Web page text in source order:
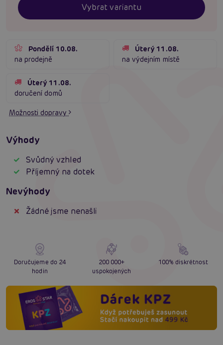
Vybrat variantu
Pondělí 10.08.
na prodejně
Úterý 11.08.
na výdejním místě
Úterý 11.08.
doručení domů
Možnosti dopravy
Výhody
Svůdný vzhled
Příjemný na dotek
Nevýhody
Žádné jsme nenašli
Doručujeme do 24
hodin
200 000+
uspokojených
100% diskrétnost